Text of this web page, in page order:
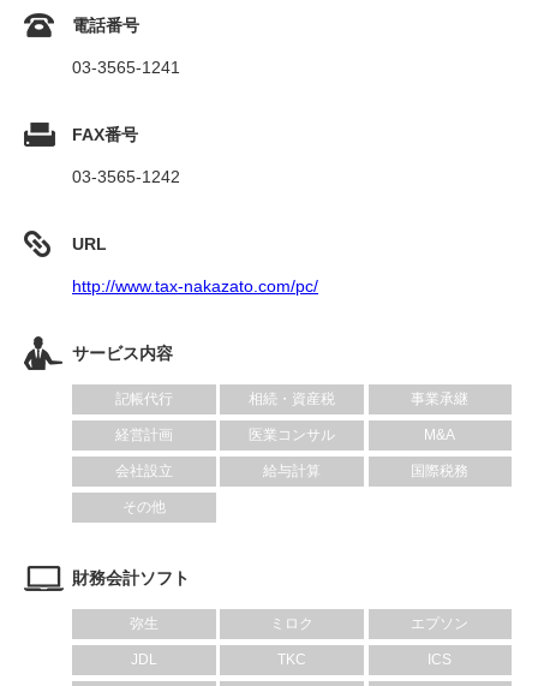
電話番号
03-3565-1241
FAX番号
03-3565-1242
URL
http://www.tax-nakazato.com/pc/
サービス内容
記帳代行 相続・資産税 事業承継
経営計画 医業コンサル M&A
会社設立 給与計算 国際税務
その他
財務会計ソフト
弥生 ミロク エプソン
JDL TKC ICS